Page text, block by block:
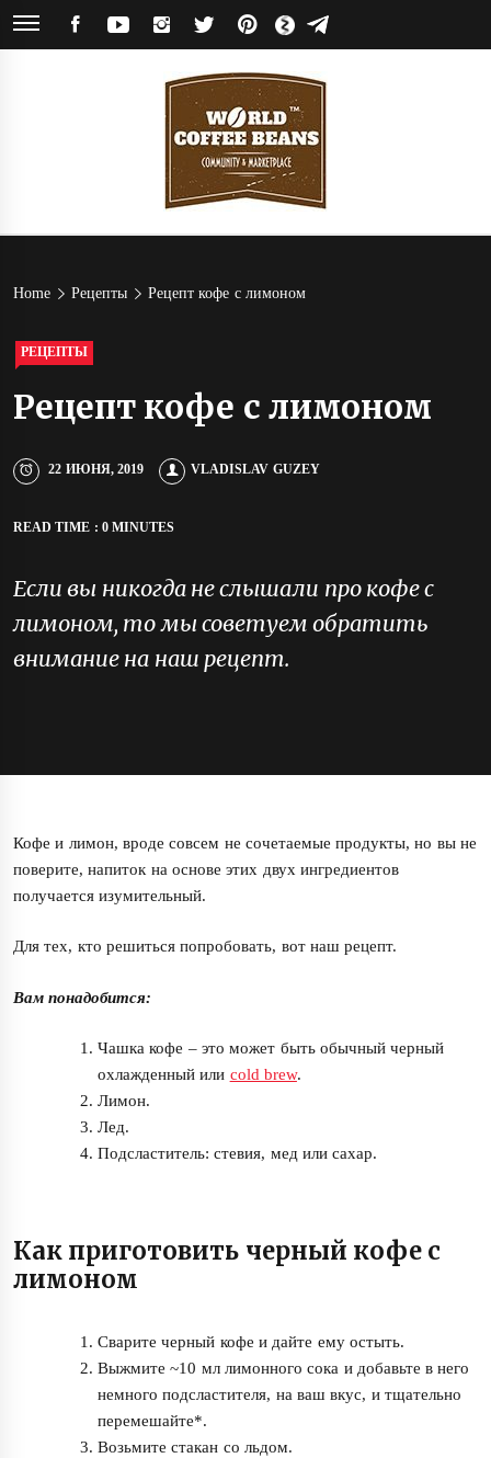
Skip
INSTAGRAM
TWITTERPINTEREST
ЯНДЕКСTELEGRAM
World
Coffee
Home Рецепты Рецепт кофе с лимоном
РЕЦЕПТЫ
Рецепт кофе с лимоном
22 ИЮНЯ, 2019 VLADISLAV GUZEY
READ TIME : 0 MINUTES
Если вы никогда не слышали про кофе с
лимоном, то мы советуем обратить
внимание на наш рецепт.
Кофе и лимон, вроде совсем не сочетаемые продукты, но вы не
поверите, напиток на основе этих двух ингредиентов
получается изумительный.
Для тех, кто решиться попробовать, вот наш рецепт.
Вам понадобится:
Чашка кофе – это может быть обычный черный
охлажденный или cold brew.
Лимон.
Лед.
Подсластитель: стевия, мед или сахар.
Как приготовить черный кофе с
лимоном
Сварите черный кофе и дайте ему остыть.
Выжмите ~10 мл лимонного сока и добавьте в него
немного подсластителя, на ваш вкус, и тщательно
перемешайте*.
Возьмите стакан со льдом.